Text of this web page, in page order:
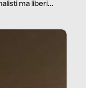
ma liberi